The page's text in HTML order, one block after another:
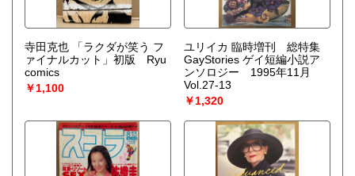
寺田克也 「ラクダが笑う フ
ァイナルカット」初版 Ryu
comics
￥1,100
ユリイカ 臨時増刊 総特集
GayStories ゲイ短編小説ア
ンソロジー 1995年11月
Vol.27-13
￥1,320